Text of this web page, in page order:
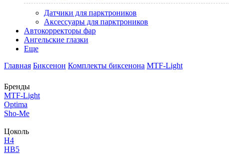
Датчики для парктроников
Аксессуары для парктроников
Автокорректоры фар
Ангельские глазки
Еще
Главная Биксенон Комплекты биксенона MTF-Light
Бренды
MTF-Light
Optima
Sho-Me
Цоколь
H4
HB5